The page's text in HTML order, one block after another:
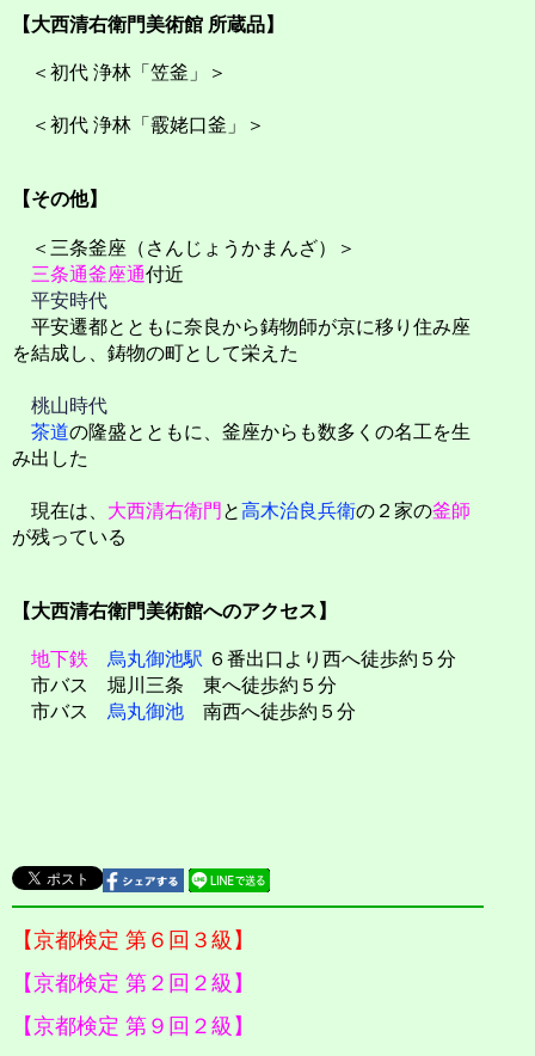
【大西清右衛門美術館 所蔵品】
＜初代 浄林「笠釜」＞
＜初代 浄林「霰姥口釜」＞
【その他】
＜三条釜座（さんじょうかまんざ）＞
三条通釜座通付近
平安時代
平安遷都とともに奈良から鋳物師が京に移り住み座
を結成し、鋳物の町として栄えた
桃山時代
茶道の隆盛とともに、釜座からも数多くの名工を生
み出した
現在は、 大西清右衛門 と高木治良兵衛の２家の釜師
が残っている
【大西清右衛門美術館へのアクセス】
地下鉄 烏丸御池駅 ６番出口より西へ徒歩約５分
市バス 堀川三条 東へ徒歩約５分
市バス 烏丸御池 南西へ徒歩約５分
【京都検定 第６回３級】
【京都検定 第２回２級】
【京都検定 第９回２級】